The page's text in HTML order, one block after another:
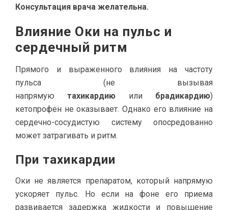
Консультация врача желательна.
Влияние Оки на пульс и
сердечный ритм
Прямого и выраженного влияния на частоту
пульса (не вызывая
напрямуютахикардию или брадикардию)
кетопрофен не оказывает. Однако его влияние на
сердечно-сосудистую систему опосредованно
может затрагивать и ритм.
При тахикардии
Оки не является препаратом, который напрямую
ускоряет пульс. Но если на фоне его приема
развивается задержка жидкости и повышение